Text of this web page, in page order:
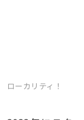
ローカリティ！